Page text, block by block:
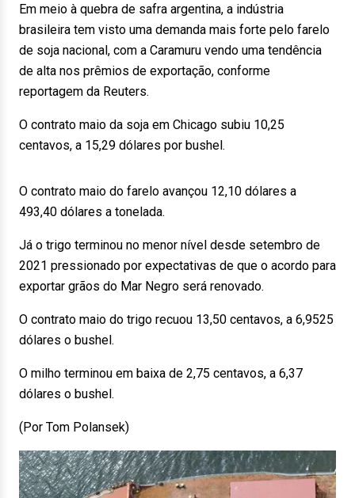
Em meio à quebra de safra argentina, a indústria
brasileira tem visto uma demanda mais forte pelo farelo
de soja nacional, com a Caramuru vendo uma tendência
de alta nos prêmios de exportação, conforme
reportagem da Reuters.
O contrato maio da soja em Chicago subiu 10,25
centavos, a 15,29 dólares por bushel.
O contrato maio do farelo avançou 12,10 dólares a
493,40 dólares a tonelada.
Já o trigo terminou no menor nível desde setembro de
2021 pressionado por expectativas de que o acordo para
exportar grãos do Mar Negro será renovado.
O contrato maio do trigo recuou 13,50 centavos, a 6,9525
dólares o bushel.
O milho terminou em baixa de 2,75 centavos, a 6,37
dólares o bushel.
(Por Tom Polansek)